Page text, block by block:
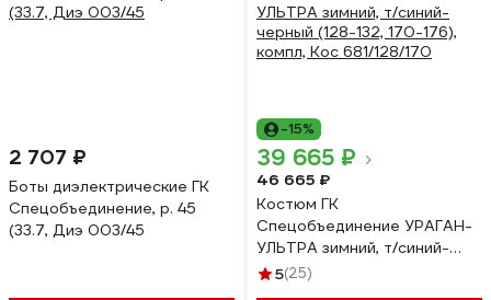
2 707 ₽
Боты диэлектрические ГК
Спецобъединение, р. 45
(33.7, Диэ 003/45
-15%
39 665 ₽
46 665 ₽
Костюм ГК
Спецобъединение УРАГАН-
УЛЬТРА зимний, т/синий-
черный (128-132, 170-176),
5(25)